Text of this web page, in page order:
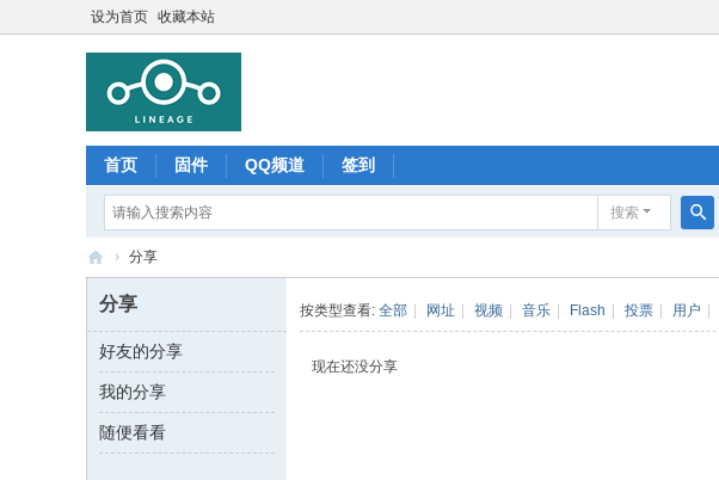
设为首页 收藏本站
首页 固件 QQ频道 签到
搜索
索
ag
e
O
› 分享
分享
好友的分享
我的分享
随便看看
按类型查看: 全部 网址 视频 音乐 Flash 投票 用户
现在还没分享